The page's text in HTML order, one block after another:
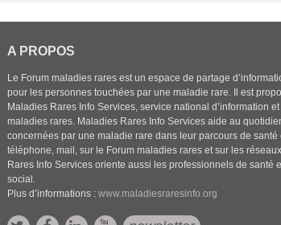
A PROPOS
Le Forum maladies rares est un espace de partage
pour les personnes touchées par une maladie rare. Il est
Maladies Rares Info Services, service national d’information
maladies rares. Maladies Rares Info Services aide au
concernées par une maladie rare dans leur parcours de santé
téléphone, mail, sur le Forum maladies rares et sur les
Rares Info Services oriente aussi les professionnels de santé
social.
Plus d’informations :www.maladiesraresinfo.org